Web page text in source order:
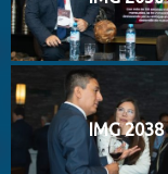
IMG 2038